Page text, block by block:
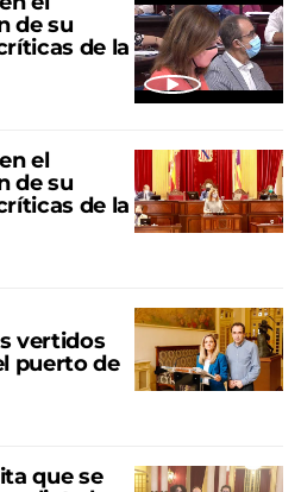
de su
de la
el
de su
de la
vertidos
puerto de
que se